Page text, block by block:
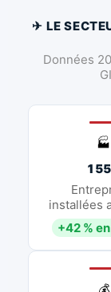
✈ LE
Données
🏭
155
installées
+42 %
💰